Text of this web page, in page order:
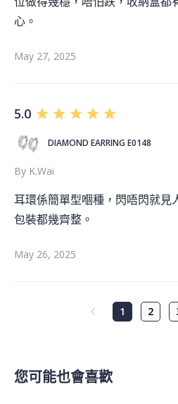
心。
May 27, 2025
5.0
DIAMOND EARRING E0148
By K.wai
耳環係簡單型嗰種，閃唔閃就見
包裝都幾齊整。
May 26, 2025
1 2
您可能也會喜歡